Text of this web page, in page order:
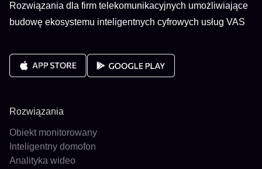
Rozwiązania dla firm telekomunikacyjnych umożliwiające
budowę ekosystemu inteligentnych cyfrowych usług VAS
Rozwiązania
Obiekt monitorowany
Inteligentny domofon
Analityka wideo